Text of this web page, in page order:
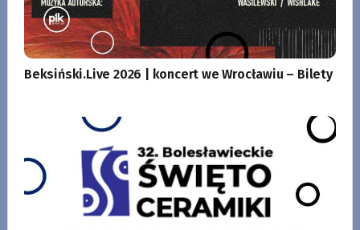
Beksiński.Live 2026 | koncert we Wrocławiu – Bilety